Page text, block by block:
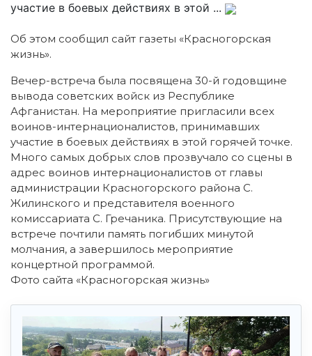
участие в боевых действиях в этой ...
Об этом сообщил сайт газеты «Красногорская
жизнь».
Вечер-встреча была посвящена 30-й годовщине
вывода советских войск из Республике
Афганистан. На мероприятие пригласили всех
воинов-интернационалистов, принимавших
участие в боевых действиях в этой горячей точке.
Много самых добрых слов прозвучало со сцены в
адрес воинов интернационалистов от главы
администрации Красногорского района С.
Жилинского и представителя военного
комиссариата С. Гречаника. Присутствующие на
встрече почтили память погибших минутой
молчания, а завершилось мероприятие
концертной программой.
Фото сайта «Красногорская жизнь»